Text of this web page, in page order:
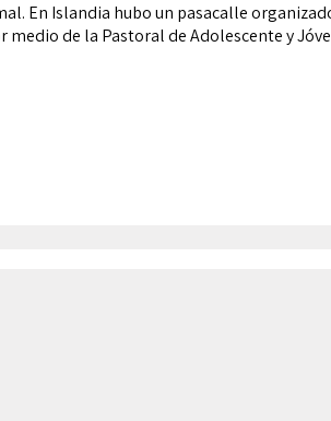
En Islandia hubo un pasacalle
de la Pastoral de Adolescente y